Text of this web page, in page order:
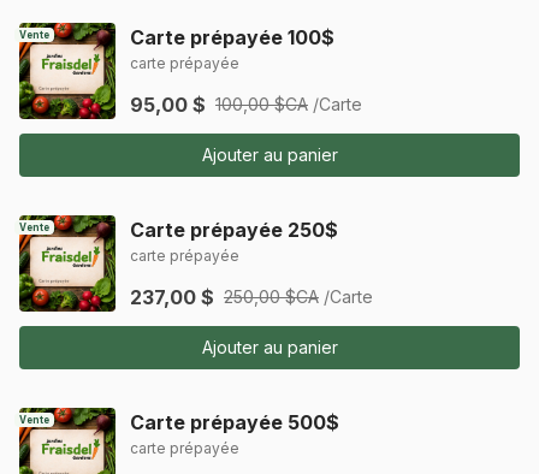
Vente Carte prépayée 100$
carte prépayée
95,00 $ 100,00 $CA /Carte
Ajouter au panier
Vente Carte prépayée 250$
carte prépayée
237,00 $ 250,00 $CA /Carte
Ajouter au panier
Vente Carte prépayée 500$
carte prépayée